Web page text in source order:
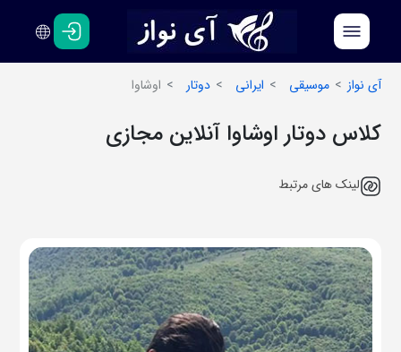
فارسی
انگلیسی
آی نواز
موسیقی ایرانی دوتار اوشاوا
کلاس دوتار اوشاوا آنلاین مجازی
لینک های مرتبط